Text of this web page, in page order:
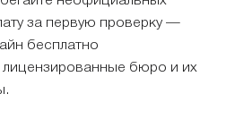
за первую проверку —
бесплатно
бюро и их